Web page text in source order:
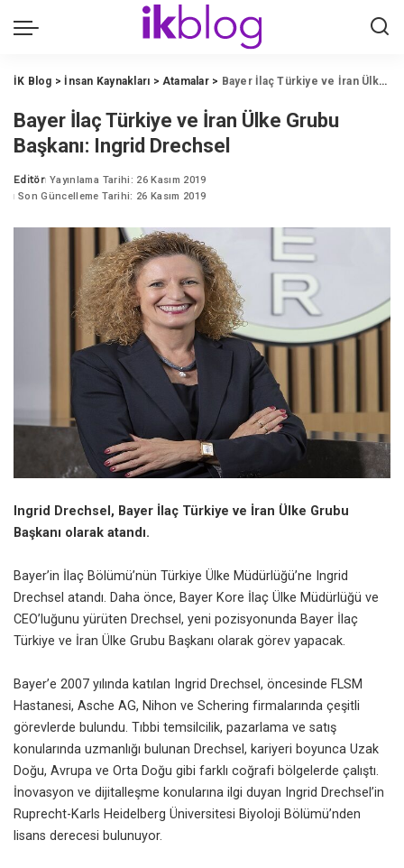
İK Blog > İnsan Kaynakları > Atamalar> Bayer İlaç Türkiye ve İran Ülke Grubu Başkanı: Ingrid Drechsel
Bayer İlaç Türkiye ve İran Ülke Grubu
Başkanı: Ingrid Drechsel
Posted
by
Editör Yayınlama Tarihi: 26 Kasım 2019
Son Güncelleme Tarihi: 26 Kasım 2019
Ingrid Drechsel, Bayer İlaç Türkiye ve İran Ülke Grubu
Başkanı olarak atandı.
Bayer’in İlaç Bölümü’nün Türkiye Ülke Müdürlüğü’ne Ingrid
Drechsel atandı. Daha önce, Bayer Kore İlaç Ülke Müdürlüğü ve
CEO’luğunu yürüten Drechsel, yeni pozisyonunda Bayer İlaç
Türkiye ve İran Ülke Grubu Başkanı olarak görev yapacak.
Bayer’e 2007 yılında katılan Ingrid Drechsel, öncesinde FLSM
Hastanesi, Asche AG, Nihon ve Schering firmalarında çeşitli
görevlerde bulundu. Tıbbi temsilcilik, pazarlama ve satış
konularında uzmanlığı bulunan Drechsel, kariyeri boyunca Uzak
Doğu, Avrupa ve Orta Doğu gibi farklı coğrafi bölgelerde çalıştı.
İnovasyon ve dijitalleşme konularına ilgi duyan Ingrid Drechsel’in
Ruprecht-Karls Heidelberg Üniversitesi Biyoloji Bölümü’nden
lisans derecesi bulunuyor.